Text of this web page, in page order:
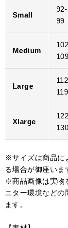
Small
92-
99
Medium
109
Large
119
Xlarge
130
※サイズは商品に
る場合が御座いま
※商品画像は実物
ニター環境などの
ます。